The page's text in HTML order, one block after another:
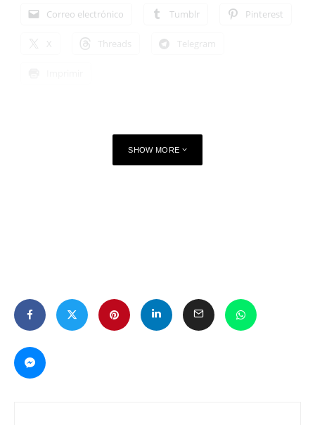
Correo electrónico Tumblr Pinterest
X Threads Telegram
SHOW MORE